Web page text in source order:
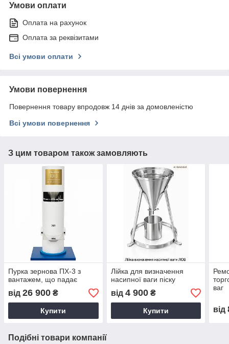
Умови оплати
Оплата на рахунок
Оплата за реквізитами
Всі умови оплати
Умови повернення
Повернення товару впродовж 14 днів за домовленістю
Всі умови повернення
З цим товаром також замовляють
Пурка зернова ПХ-3 з
вантажем, що падає
від 26 900 ₴
Купити
Лійка для визначення
насипної ваги піску
від 4 900₴
Купити
ваг
від
Подібні товари компанії